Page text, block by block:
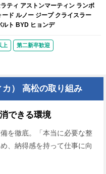
ティ アストンマーティン ランボ
ド ルノー ジープ クライスラー
ルト BYD ヒョンデ
上 第二新卒歓迎
） 高松の取り組み
できる環境
を徹底。「本当に必要な整
、納得感を持って仕事に向